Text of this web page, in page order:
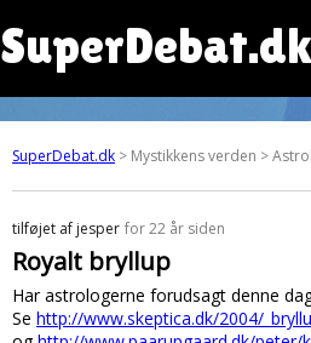
SuperDebat.dk
SuperDebat.dk > Mystikkens verden >
tilføjet af jesper for 22 år siden
Royalt bryllup
Har astrologerne forudsagt denne
Se http://www.skeptica.dk/2004/